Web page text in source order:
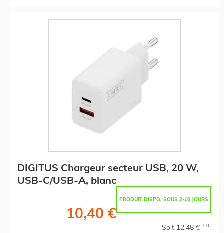
DIGITUS Chargeur secteur USB, 20 W,
USB-C/USB-A, blanc
PRODUIT DISPO. SOUS 2-10 JOURS
10,40 €
Soit 12,48 € TTC